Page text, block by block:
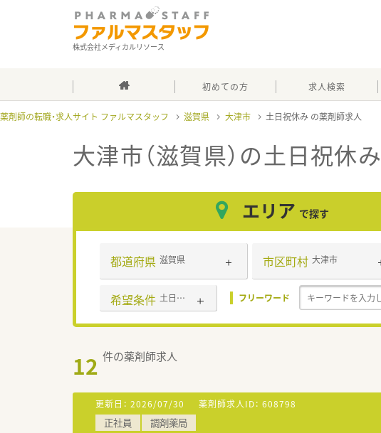
株式会社メディカルリソース
初めての方 求人検索
薬剤師の転職・求人サイト ファルマスタッフ 滋賀県 大津市 土日祝休み
大津市（滋賀県）の土日祝休み
エリア で探す
都道府県 滋賀県 市区町村 大津市
希望条件 土日祝休み フリーワード
12 件の薬剤師求人
更新日： 2026/07/30 薬剤師求人ID： 608798
正社員 調剤薬局